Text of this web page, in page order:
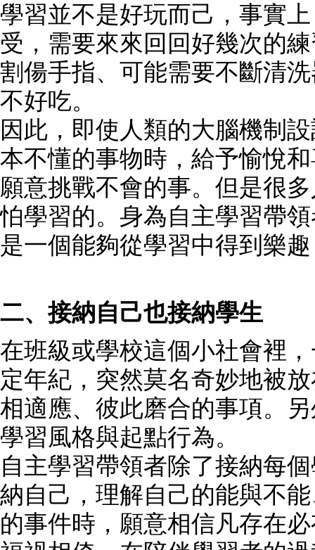
學習並不是好玩而己，事實
受，需要來來回回好幾次的
割偒手指、可能需要不斷清
不好吃。
因此，即使人類的大腦機制
本不懂的事物時，給予愉悅
願意挑戰不會的事。但是很
怕學習的。身為自主學習帶
是一個能夠從學習中得到樂
二、接納自己也接納學生
在班級或學校這個小社會裡
定年紀，突然莫名奇妙地被
相適應、彼此磨合的事項。
學習風格與起點行為。
自主學習帶領者除了接納每
納自己，理解自己的能與不
的事件時，願意相信凡存在